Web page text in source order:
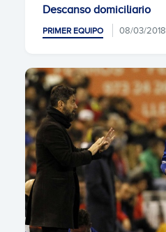
Descanso domiciliario
PRIMER EQUIPO 08/03/2018